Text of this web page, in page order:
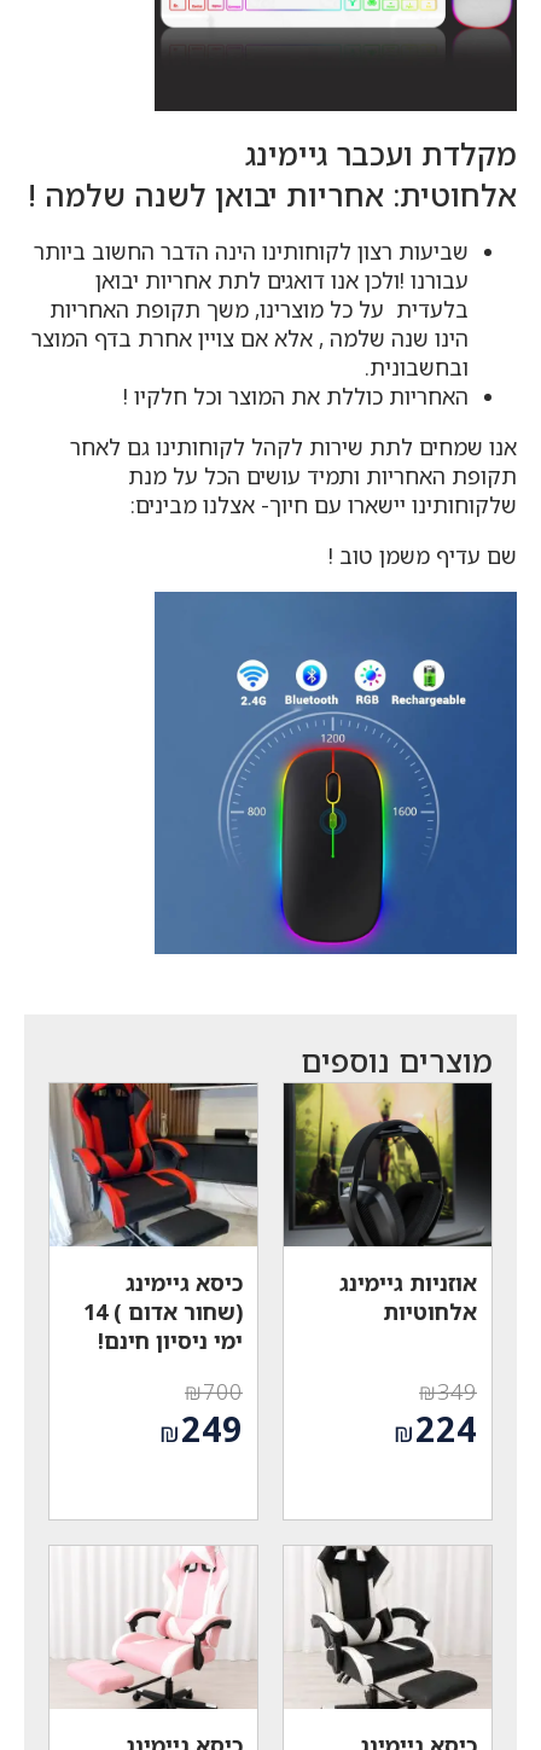
מקלדת ועכבר גיימינג
אלחוטית: אחריות יבואן לשנה שלמה !
שביעות רצון לקוחותינו הינה הדבר החשוב ביותר
עבורנו !ולכן אנו דואגים לתת אחריות יבואן
בלעדית על כל מוצרינו, משך תקופת האחריות
הינו שנה שלמה , אלא אם צויין אחרת בדף המוצר
ובחשבונית.
האחריות כוללת את המוצר וכל חלקיו !
אנו שמחים לתת שירות לקהל לקוחותינו גם לאחר
תקופת האחריות ותמיד עושים הכל על מנת
שלקוחותינו יישארו עם חיוך- אצלנו מבינים:
שם עדיף משמן טוב !
מוצרים נוספים
אוזניות גיימינג
אלחוטיות
₪349
המחיר
המקורי₪224
הוא:
₪224.
כיסא גיימינג
(שחור אדום ) 14
ימי ניסיון חינם!
₪700
המחיר
המקורי₪249
הוא:
₪249.